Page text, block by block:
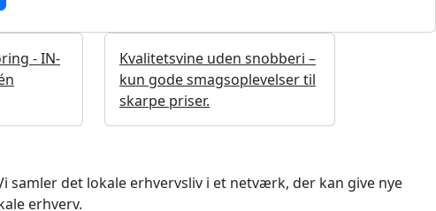
- IN-
Kvalitetsvine uden snobberi –
kun gode smagsoplevelser til
skarpe priser.
det lokale erhvervsliv i et netværk, der kan give nye
erhverv.